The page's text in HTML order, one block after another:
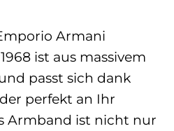
Armani
ist aus massivem
passt sich dank
perfekt an Ihr
Armband ist nicht nur